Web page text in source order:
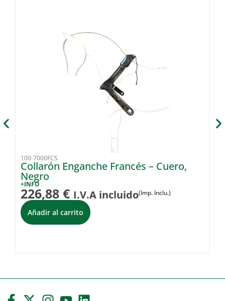
100-7000FCS
Collarón Enganche Francés – Cuero,
Negro
+INFO
226,88 € I.V.A incluido(Imp. Inclu.)
Añadir al carrito